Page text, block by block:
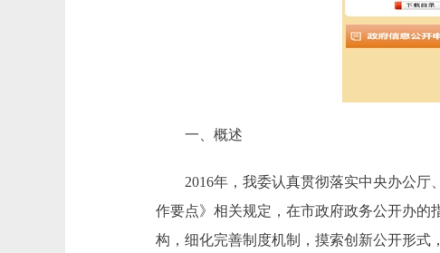
一、概述
2016年，我委认真贯彻落实中央办公厅
作要点》相关规定，在市政府政务公开办的
构，细化完善制度机制，摸索创新公开形式